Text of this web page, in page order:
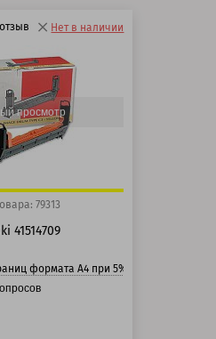
Нет в наличии
просмотр
79313
41514709
формата А4 при 5% заполнении